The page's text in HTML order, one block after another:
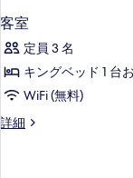
客室
定員 3 名
キングベッド 1 台
WiFi (無料)
詳細
客